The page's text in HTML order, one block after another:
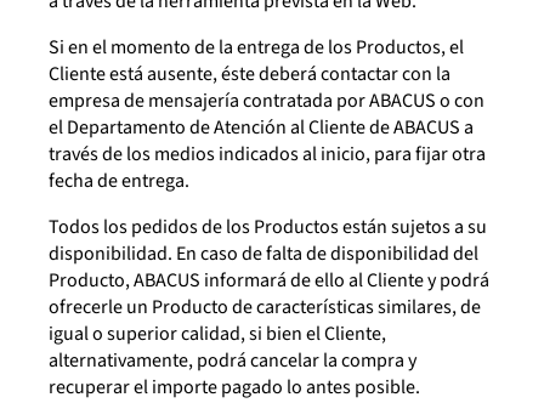
Si en el momento de la entrega de los Productos, el
Cliente está ausente, éste deberá contactar con la
empresa de mensajería contratada por ABACUS o con
el Departamento de Atención al Cliente de ABACUS a
través de los medios indicados al inicio, para fijar otra
fecha de entrega.
Todos los pedidos de los Productos están sujetos a su
disponibilidad. En caso de falta de disponibilidad del
Producto, ABACUS informará de ello al Cliente y podrá
ofrecerle un Producto de características similares, de
igual o superior calidad, si bien el Cliente,
alternativamente, podrá cancelar la compra y
recuperar el importe pagado lo antes posible.